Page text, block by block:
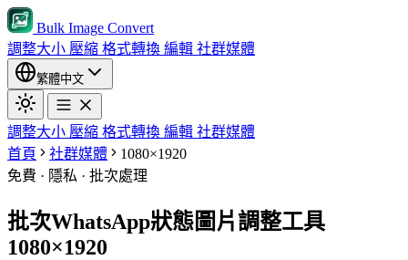
Bulk Image Convert
調整大小 壓縮 格式轉換 編輯 社群媒體
繁體中文
調整大小 壓縮 格式轉換 編輯 社群媒體
首頁
社群媒體
1080×1920
免費 · 隱私 · 批次處理
批次WhatsApp狀態圖片調整工具
1080×1920